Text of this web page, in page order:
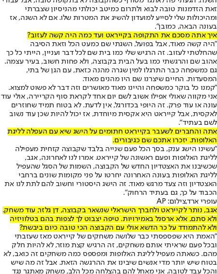
זאת הזדמנות טובה לבוא ולתרום כמיטב יכולתי מהניסיון שצברתי
ומהיכולות שלי לסייע למועדון להשיג את המטרות שלו. אם לא השנה, אז
בעונה הבאה, כמובן".
איך אתה מסכם את התקופה בקייראט ועד כמה היה קשה לעזוב?
"היה קשה מאוד, אבל בפועל, השגתי שם כמעט הכל וזאת הסיבה
שהחלטתי לעזוב. זה הרגיש שלי כמו בית שם לכל דבר ועניין, הייתי כל כך
אהוב שם והרגשתי כמו בעל הבית בקבוצה, ולא פחות חשוב, בעיר עצמה.
גם כמשפחה כבר התרגלו למין שגרה מהנה כזאת, עם הגן של בתי,
המסעדות. החיים שיצרנו שם היו מהנים מאוד.
"קמנו כל בוקר כמשפחה והיינו מאוד מאושרים וזה דבר לא פשוט למצוא.
אני מקווה שאולי אפילו אשוב לשם יום אחד לקראת סוף הקריירה, אולי עוד
עונה או עוד פרק. זה היופי בכדורגל, אין לדעת. לא בטוח תמיד שחוזרים
לאקסית, אבל קייראט היא אקסית מיוחדת, אז יכול להיות שכן עוד נשוב
לשם בעתיד".
אתה והחברים לשעבר בקייראט חתומים על הישג שיא עם העפלה לליגת
האלופות. יזכרו אתכם שם כגיבורים.
"עשינו הישג ענק, בסך הכל פעם שנייה בלבד שקבוצה קזחית מעפילה
לליגת האלופות ופעם ראשונה של קייראט. אמרו לנו לאחרונה, אגב,
שכשיבנו את האצטדיון החדש של הקבוצה, השמות של הסגל שהעפיל
לליגת האלופות בעונה האחרונה יחרטו על פני מקומות שונים ברחבי
האצטדיון וזה צעד מרגש מאוד. זה הישג היסטורי וחשוב להם לתת לנו את
הכבוד על כך, גם בעתיד הרחוק".
עופרי ארד,צילום: AP
אגב, נותר לקייראט ולחברך הישראלי שנשאר בקבוצה, דן גלזר, עוד משחק.
ולא סתם, אלא ארסנל באמירויות. טיפה יצבוט לך לצפות בהם בטלוויזיה
ולא להתמודד על כר הדשא אולי עם הקבוצה הכי טובה כיום ביבשת?
"האמת היא שפספסתי כבר שלושה משחקים של קייראט מאז שעזבתי
ובכל פעם שראיתי אותם משחקים, זה הרגיש קצת מוזר, לא להיות חלק
מהם. כשאתה מעפיל לליגת האלופות ומפספס כמה משחקים זה כואב, לא
בטוח שיש יותר מדי אנשים שיבינו את ההרגשה הזאת. אבל זה מה שיש
והכל עבד לטובה. אני מאחל להם בהצלחה מכל הלב, משחק מאתגר נגד